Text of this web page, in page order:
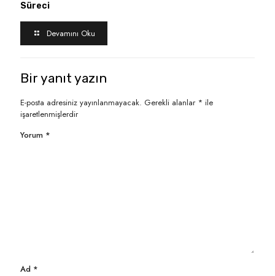
Süreci
Devamını Oku
Bir yanıt yazın
E-posta adresiniz yayınlanmayacak. Gerekli alanlar * ile
işaretlenmişlerdir
Yorum *
Ad *